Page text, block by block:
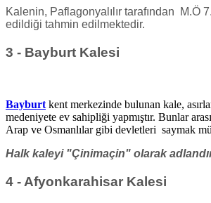
Kalenin, Paflagonyalılır tarafından M.Ö
edildiği tahmin edilmektedir.
3 - Bayburt Kalesi
Bayburt kent merkezinde bulunan kale,
medeniyete ev sahipliği yapmıştır. Bunlar
Arap ve Osmanlılar gibi devletleri saymak
Halk kaleyi "Çinimaçin" olarak
4 - Afyonkarahisar Kalesi